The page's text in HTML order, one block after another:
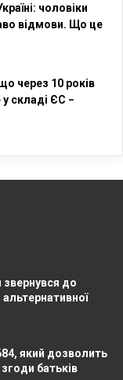
чоловіки
відмови. Що це
через 10 років
у складі ЄС −
звернувся до
альтернативної
який дозволить
батьків